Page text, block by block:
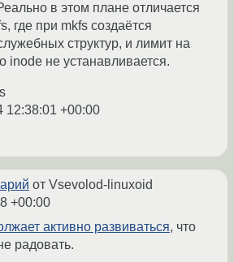
в этом плане отличается
где при mkfs создаётся
структур, и лимит на
inode не устанавливается.
12:38:01 +00:00
от Vsevolod-linuxoid
+00:00
активно развиваться, что
радовать.